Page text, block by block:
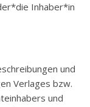
Inhaber*in
und
Verlages bzw.
und